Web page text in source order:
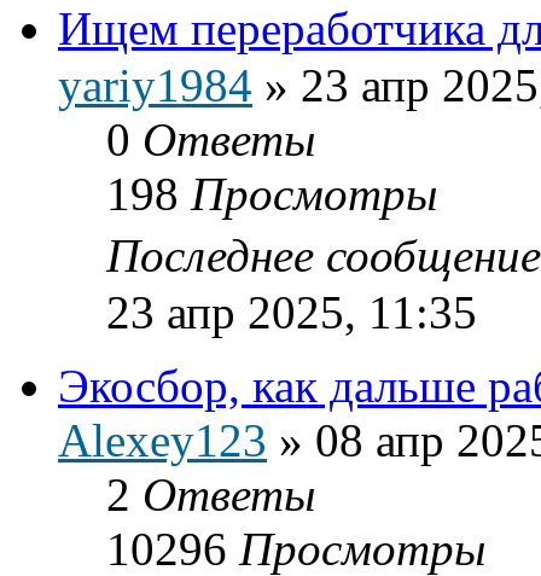
Ищем переработчика
yariy1984 » 23 апр
0 Ответы
198 Просмотры
Последнее
23 апр 2025, 11:35
Экосбор, как дальше
Alexey123 » 08 апр
2 Ответы
10296 Просмотры